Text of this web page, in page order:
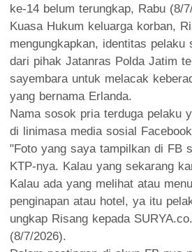
ke-14 belum terungkap, Rabu (8/
Kuasa Hukum keluarga korban,
mengungkapkan, identitas pelaku
dari pihak Jatanras Polda Jatim
sayembara untuk melacak
yang bernama Erlanda.
Nama sosok pria terduga pelaku
di linimasa media sosial
"Foto yang saya tampilkan di FB
KTP-nya. Kalau yang sekarang
Kalau ada yang melihat atau
penginapan atau hotel, ya itu
ungkap Risang kepada
(8/7/2026).